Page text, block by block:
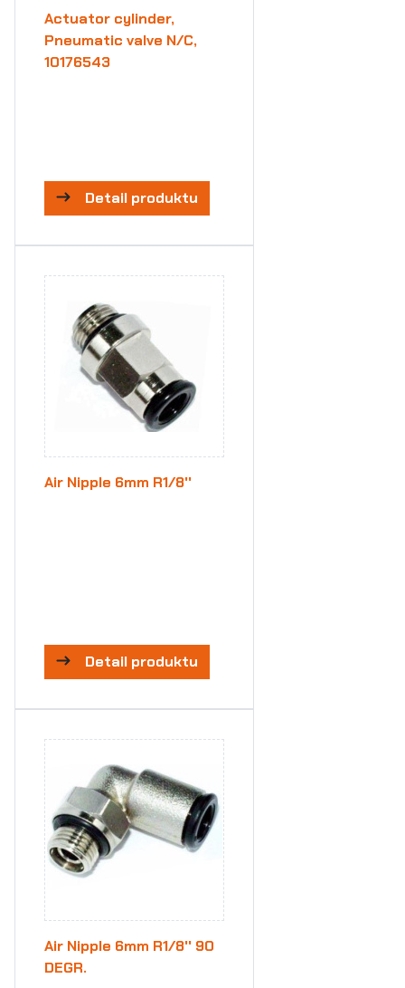
Actuator cylinder,
Pneumatic valve N/C,
10176543
Detail produktu
Air Nipple 6mm R1/8''
Detail produktu
Air Nipple 6mm R1/8'' 90
DEGR.